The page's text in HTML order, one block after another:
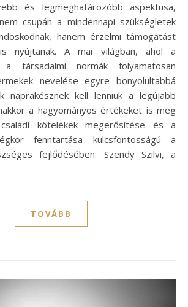
és legmeghatározóbb aspektusa,
csupán a mindennapi szükségletek
hanem érzelmi támogatást
nyújtanak. A mai világban, ahol a
társadalmi normák folyamatosan
nevelése egyre bonyolultabbá
naprakésznek kell lenniük a legújabb
a hagyományos értékeket is meg
kötelékek megerősítése és a
fenntartása kulcsfontosságú a
fejlődésében. Szendy Szilvi, a
TOVÁBB